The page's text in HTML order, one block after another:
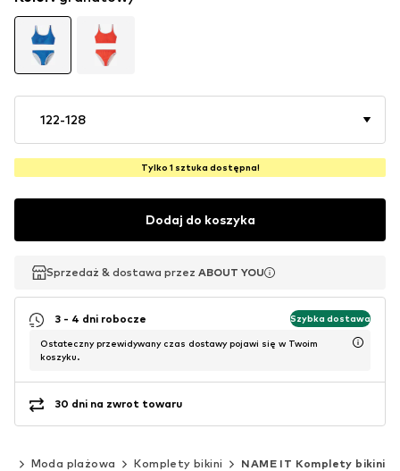
122-128
Tylko 1 sztuka dostępna!
Dodaj do koszyka
Sprzedaż & dostawa przez ABOUT YOU
Sprzedaż & dostawa przez ABOUT YOU
3 - 4 dni robocze Szybka dostawa
Ostateczny przewidywany czas dostawy pojawi się w Twoim
koszyku.
30 dni na zwrot towaru
Moda plażowa Komplety bikini NAME IT Komplety bikini